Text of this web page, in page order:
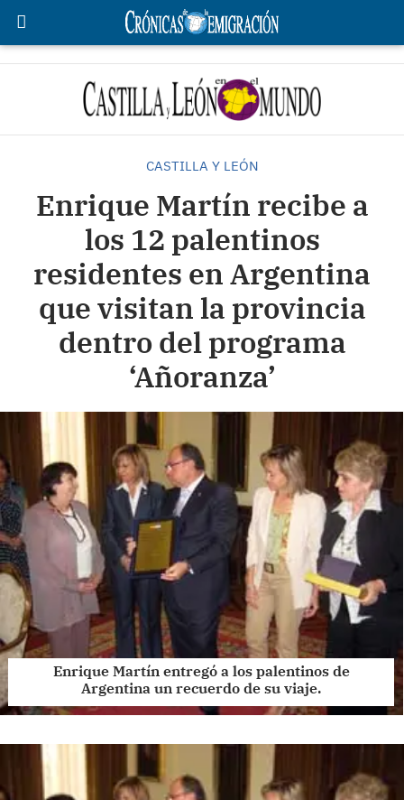
CASTILLA Y LEÓN
Enrique Martín recibe a
los 12 palentinos
residentes en Argentina
que visitan la provincia
dentro del programa
‘Añoranza’
Enrique Martín entregó a los palentinos de
Argentina un recuerdo de su viaje.